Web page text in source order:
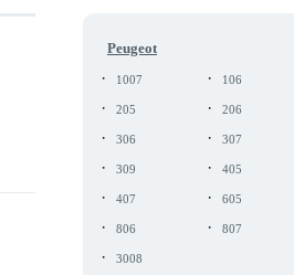
Peugeot
· 1007 · 106
· 205 · 206
· 306 · 307
· 309 · 405
· 407 · 605
· 806 · 807
· 3008